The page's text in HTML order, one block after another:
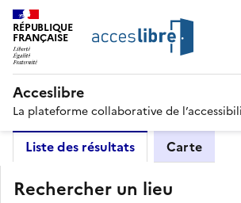
RÉPUBLIQUE
FRANÇAISE
Acceslibre
La plateforme collaborative de
Liste des résultats Carte
Rechercher un lieu